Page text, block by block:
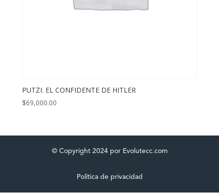
PUTZI. EL CONFIDENTE DE HITLER
$69,000.00
© Copyright 2024 por Evolutecc.com
Política de privacidad